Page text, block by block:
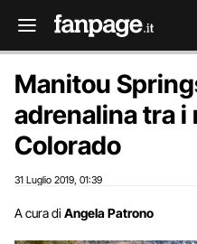
Manitou
adrenalina tra i
Colorado
31 Luglio 2019 01:39
A cura di Angela Patrono